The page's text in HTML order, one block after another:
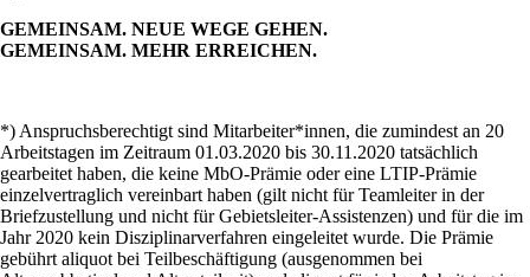
GEMEINSAM. NEUE WEGE GEHEN.
GEMEINSAM. MEHR ERREICHEN.
*) Anspruchsberechtigt sind Mitarbeiter*innen, die zumindest an 20
Arbeitstagen im Zeitraum 01.03.2020 bis 30.11.2020 tatsächlich
gearbeitet haben, die keine MbO-Prämie oder eine LTIP-Prämie
einzelvertraglich vereinbart haben (gilt nicht für Teamleiter in der
Briefzustellung und nicht für Gebietsleiter-Assistenzen) und für die im
Jahr 2020 kein Disziplinarverfahren eingeleitet wurde. Die Prämie
gebührt aliquot bei Teilbeschäftigung (ausgenommen bei